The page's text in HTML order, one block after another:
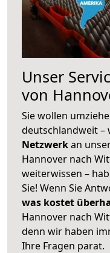
Unser
von
Sie wollen
deutschlandweit –
Netzwerkan
Hannover nach
weiterwissen –
Sie! Wenn Sie
was kostet
Hannover nach
denn wir haben
Ihre Fragen parat.